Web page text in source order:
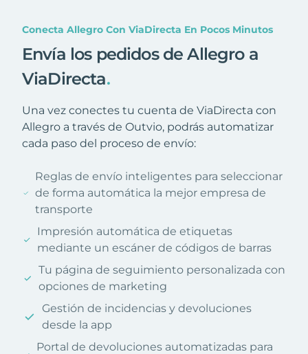
Conecta Allegro Con ViaDirecta En Pocos Minutos
Envía los pedidos de Allegro a
ViaDirecta.
Una vez conectes tu cuenta de ViaDirecta con
Allegro a través de Outvio, podrás automatizar
cada paso del proceso de envío:
Reglas de envío inteligentes para seleccionar
de forma automática la mejor empresa de
transporte
Impresión automática de etiquetas
mediante un escáner de códigos de barras
Tu página de seguimiento personalizada con
opciones de marketing
Gestión de incidencias y devoluciones
desde la app
Portal de devoluciones automatizadas para